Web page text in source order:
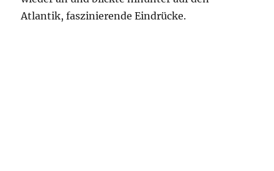
Atlantik, faszinierende Eindrücke.